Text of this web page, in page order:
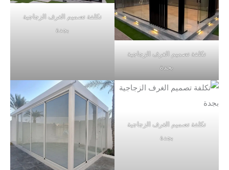
تكلفة تصميم الغرف الزجاجية
بجدة
تكلفة تصميم الغرف الزجاجية
بجدة
تكلفة تصميم الغرف الزجاجية
بجدة